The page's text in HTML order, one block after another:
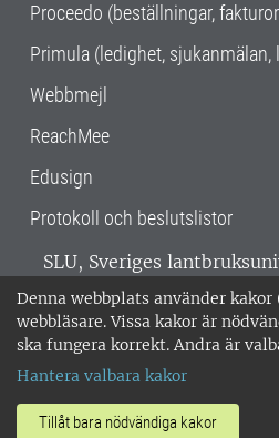
Denna webbplats använder
webbläsare. Vissa kakor är
ska fungera korrekt. Andra är
Hantera valbara kakor
Tillåt bara nödvändiga kakor
Proceedo (beställningar,
Primula (ledighet, sjukanmälan,
Webbmejl
ReachMee
Edusign
Protokoll och beslutslistor
SLU, Sveriges
verksamhet över hela
Alnarp, Uppsala och
miljöcertifierat enligt ISO
018-67 10 00 • Org nr:
Om SLU:s webbplatser